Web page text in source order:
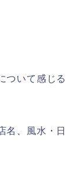
ついて感じる
名、風水・日